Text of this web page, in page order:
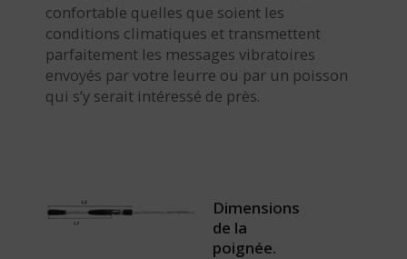
confortable quelles que soient les
conditions climatiques et transmettent
parfaitement les messages vibratoires
envoyés par votre leurre ou par un poisson
qui s’y serait intéressé de près.
Dimensions
de la
poignée.